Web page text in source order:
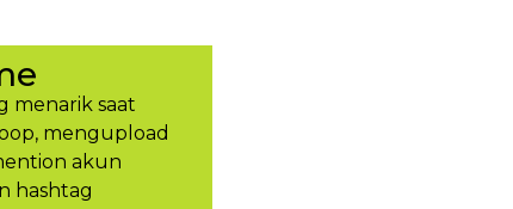
menarik saat
mengupload
akun
hashtag